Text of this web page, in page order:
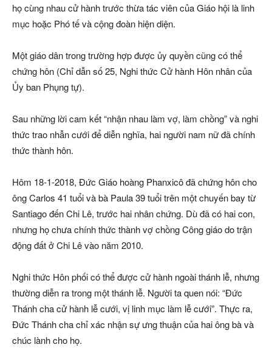
họ cùng nhau cử hành trước thừa tác viên của Giáo hội là linh
mục hoặc Phó tế và cộng đoàn hiện diện.
Một giáo dân trong trường hợp được ủy quyền cũng có thể
chứng hôn (Chỉ dẫn số 25, Nghi thức Cử hành Hôn nhân của
Ủy ban Phụng tự).
Sau những lời cam kết “nhận nhau làm vợ, làm chồng” và nghi
thức trao nhẫn cưới để diễn nghĩa, hai người nam nữ đã chính
thức thành hôn.
Hôm 18-1-2018, Đức Giáo hoàng Phanxicô đã chứng hôn cho
ông Carlos 41 tuổi và bà Paula 39 tuổi trên một chuyến bay từ
Santiago đến Chi Lê, trước hai nhân chứng. Dù đã có hai con,
nhưng họ chưa chính thức thành vợ chồng Công giáo do trận
động đất ở Chi Lê vào năm 2010.
Nghi thức Hôn phối có thể được cử hành ngoài thánh lễ, nhưng
thường diễn ra trong một thánh lễ. Người ta quen nói: “Đức
Thánh cha cử hành lễ cưới, vị linh mục làm lễ cưới”. Thực ra,
Đức Thánh cha chỉ xác nhận sự ưng thuận của hai ông bà và
chúc lành cho họ.